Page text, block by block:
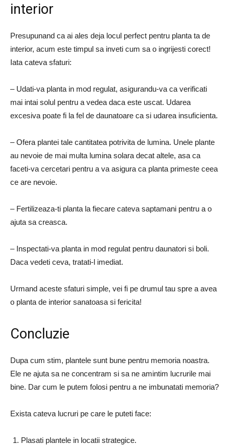
interior
Presupunand ca ai ales deja locul perfect pentru planta ta de
interior, acum este timpul sa inveti cum sa o ingrijesti corect!
Iata cateva sfaturi:
– Udati-va planta in mod regulat, asigurandu-va ca verificati
mai intai solul pentru a vedea daca este uscat. Udarea
excesiva poate fi la fel de daunatoare ca si udarea insuficienta.
– Ofera plantei tale cantitatea potrivita de lumina. Unele plante
au nevoie de mai multa lumina solara decat altele, asa ca
faceti-va cercetari pentru a va asigura ca planta primeste ceea
ce are nevoie.
– Fertilizeaza-ti planta la fiecare cateva saptamani pentru a o
ajuta sa creasca.
– Inspectati-va planta in mod regulat pentru daunatori si boli.
Daca vedeti ceva, tratati-l imediat.
Urmand aceste sfaturi simple, vei fi pe drumul tau spre a avea
o planta de interior sanatoasa si fericita!
Concluzie
Dupa cum stim, plantele sunt bune pentru memoria noastra.
Ele ne ajuta sa ne concentram si sa ne amintim lucrurile mai
bine. Dar cum le putem folosi pentru a ne imbunatati memoria?
Exista cateva lucruri pe care le puteti face:
Plasati plantele in locatii strategice.